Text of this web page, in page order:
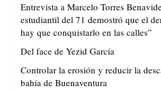
Entrevista a Marcelo Torres
estudiantil del 71 demostró que el
hay que conquistarlo en las calles”
Del face de Yezid García
Controlar la erosión y reducir la
bahía de Buenaventura